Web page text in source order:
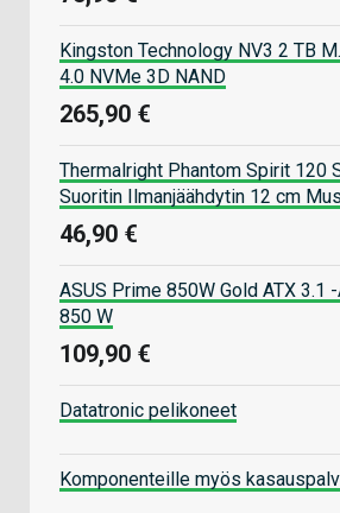
Kingston Technology NV3 2 TB
4.0 NVMe 3D NAND
265,90 €
Thermalright Phantom Spirit 120
Suoritin Ilmanjäähdytin 12 cm
46,90 €
ASUS Prime 850W Gold ATX 3.1
850 W
109,90 €
Datatronic pelikoneet
Komponenteille myös